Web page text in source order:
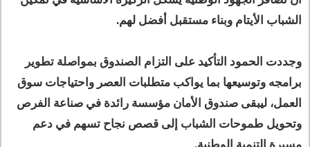
الشباب الأيتام وبناء مستقبل أفضل لهم.
وجددت الحمود التأكيد على التزام الصندوق بمواصلة تطوير
برامجه وتوسيعها بما يواكب متطلبات العصر واحتياجات سوق
العمل، ليبقى صندوق الأمان مؤسسة رائدة في صناعة الفرص
وتحويل طموحات الشباب إلى قصص نجاح تسهم في دعم